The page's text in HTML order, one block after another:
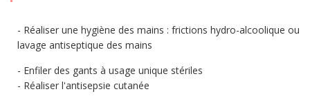
Réaliser une hygiène des mains : frictions hydro-alcoolique ou
lavage antiseptique des mains
Enfiler des gants à usage unique stériles
Réaliser l'antisepsie cutanée